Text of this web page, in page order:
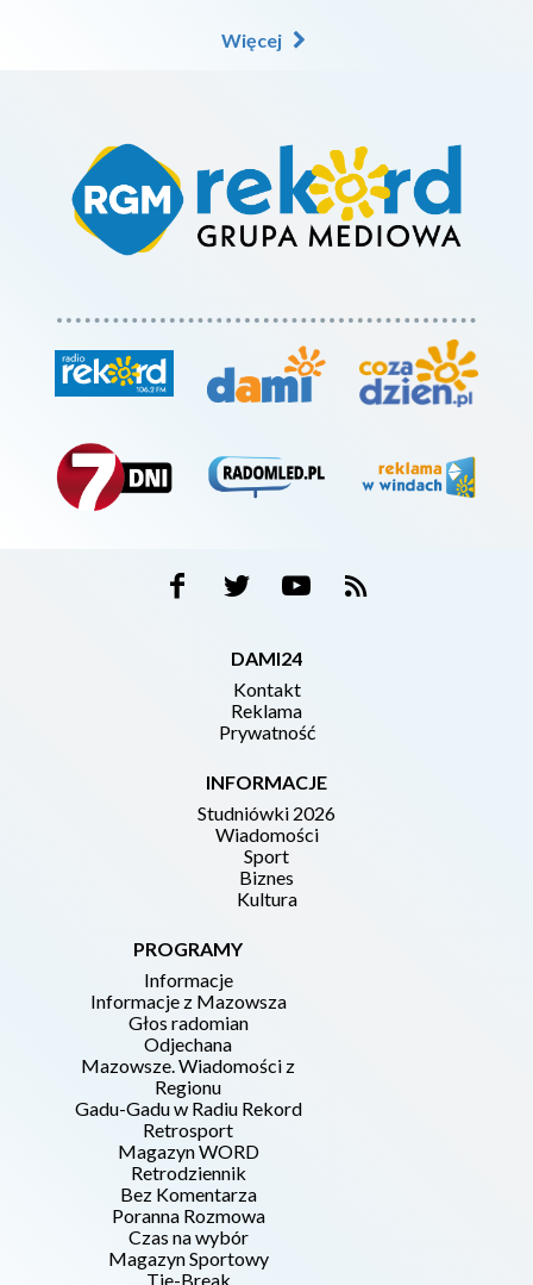
Więcej
DAMI24
Kontakt
Reklama
Prywatność
INFORMACJE
Studniówki 2026
Wiadomości
Sport
Biznes
Kultura
PROGRAMY
Informacje
Informacje z Mazowsza
Głos radomian
Odjechana
Mazowsze. Wiadomości z
Regionu
Gadu-Gadu w Radiu Rekord
Retrosport
Magazyn WORD
Retrodziennik
Bez Komentarza
Poranna Rozmowa
Czas na wybór
Magazyn Sportowy
Tie-Break